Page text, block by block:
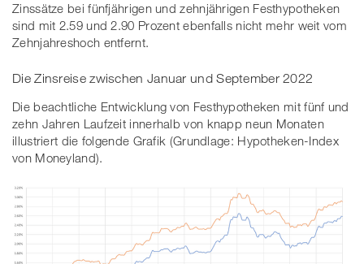
Zinssätze bei fünfjährigen und zehnjährigen Festhypotheken
sind mit 2.59 und 2.90 Prozent ebenfalls nicht mehr weit vom
Zehnjahreshoch entfernt.
Die Zinsreise zwischen Januar und September 2022
Die beachtliche Entwicklung von Festhypotheken mit fünf und
zehn Jahren Laufzeit innerhalb von knapp neun Monaten
illustriert die folgende Grafik (Grundlage: Hypotheken-Index
von Moneyland).